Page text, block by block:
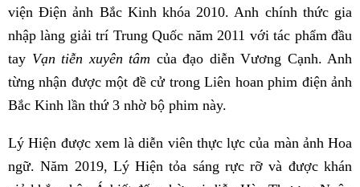
viện Điện ảnh Bắc Kinh khóa 2010. Anh chính thức gia
nhập làng giải trí Trung Quốc năm 2011 với tác phẩm đầu
tay Vạn tiễn xuyên tâm của đạo diễn Vương Cạnh. Anh
từng nhận được một đề cử trong Liên hoan phim điện ảnh
Bắc Kinh lần thứ 3 nhờ bộ phim này.
Lý Hiện được xem là diễn viên thực lực của màn ảnh Hoa
ngữ. Năm 2019, Lý Hiện tỏa sáng rực rỡ và được khán